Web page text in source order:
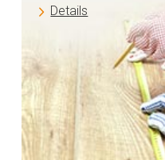
Details